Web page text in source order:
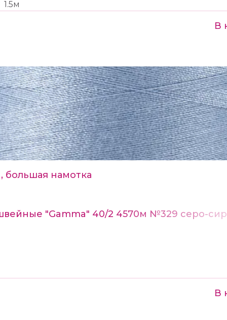
1.5м
В
большая намотка
"Gamma" 40/2 4570м №329 серо-
В